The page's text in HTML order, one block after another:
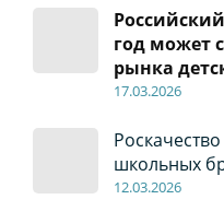
год может
рынка
17.03.2026
школьных
12.03.2026